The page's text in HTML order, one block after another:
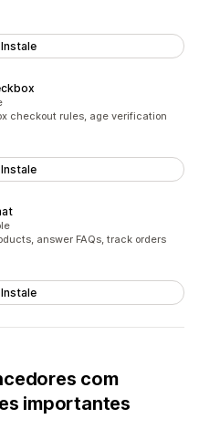
Instale
checkout rules, age verification
Instale
answer FAQs, track orders
Instale
com
importantes